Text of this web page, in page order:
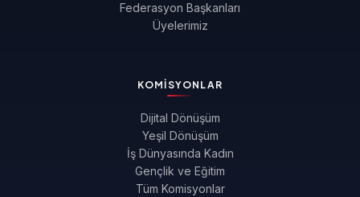
Federasyon Başkanları
Üyelerimiz
KOMISYONLAR
Dijital Dönüşüm
Yeşil Dönüşüm
İş Dünyasında Kadın
Gençlik ve Eğitim
Tüm Komisyonlar